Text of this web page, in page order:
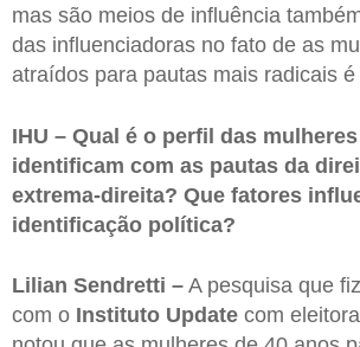
mas são meios de influência
das influenciadoras no fato de as
atraídos para pautas mais radicais
IHU – Qual é o perfil das
identificam com as pautas da
extrema-direita? Que fatores
identificação política?
Lilian Sendretti – A pesquisa que
com o Instituto Update com